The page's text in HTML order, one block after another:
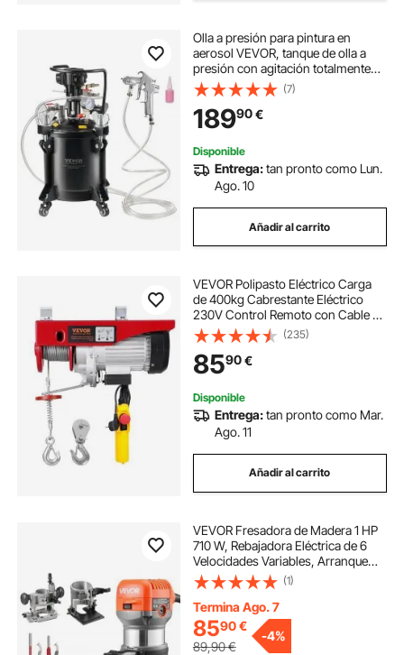
Olla a presión para pintura en
aerosol VEVOR, tanque de olla a
presión con agitación totalmente
automática de 10 L/2,5 gal, presión
ajustable de 70 psi, tanque de
pintura a presión con pistola
rociadora y mangueras, para la
industria de la decoración del hogar
(7)
18990€
Disponible
Entrega:tan pronto como Lun.
Ago. 10
Añadir al carrito
VEVOR Polipasto Eléctrico Carga
de 400kg Cabrestante Eléctrico
230V Control Remoto con Cable de
4,2m Eslingas Simples Dobles
Parada de Emergencia Polipasto
Elevador para Garaje, Almacén,
Fábrica
(235)
8590€
Disponible
Entrega:tan pronto como Mar.
Ago. 11
Añadir al carrito
VEVOR Fresadora de Madera 1 HP
710 W, Rebajadora Eléctrica de 6
Velocidades Variables, Arranque
Suave, con 3 Bases y Guía Paralela,
Fresadora de Cantos para
Carpintería, Bricolaje, con Cable
(1)
Termina Ago. 7
8590€
89,90€
-4%